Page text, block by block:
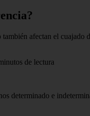
afectan el
de lectura
determinado e